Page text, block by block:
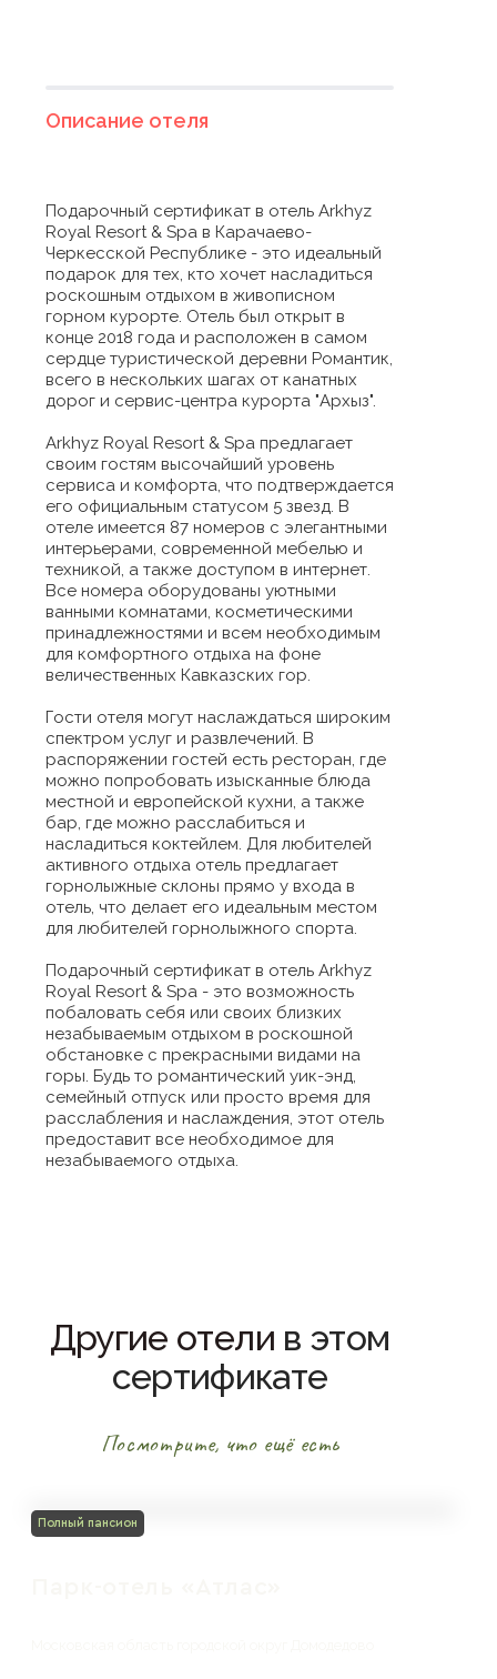
Описание отеля
Подарочный сертификат в отель Arkhyz
Royal Resort & Spa в Карачаево-
Черкесской Республике - это идеальный
подарок для тех, кто хочет насладиться
роскошным отдыхом в живописном
горном курорте. Отель был открыт в
конце 2018 года и расположен в самом
сердце туристической деревни Романтик,
всего в нескольких шагах от канатных
дорог и сервис-центра курорта "Архыз".
Arkhyz Royal Resort & Spa предлагает
своим гостям высочайший уровень
сервиса и комфорта, что подтверждается
его официальным статусом 5 звезд. В
отеле имеется 87 номеров с элегантными
интерьерами, современной мебелью и
техникой, а также доступом в интернет.
Все номера оборудованы уютными
ванными комнатами, косметическими
принадлежностями и всем необходимым
для комфортного отдыха на фоне
величественных Кавказских гор.
Гости отеля могут наслаждаться широким
спектром услуг и развлечений. В
распоряжении гостей есть ресторан, где
можно попробовать изысканные блюда
местной и европейской кухни, а также
бар, где можно расслабиться и
насладиться коктейлем. Для любителей
активного отдыха отель предлагает
горнолыжные склоны прямо у входа в
отель, что делает его идеальным местом
для любителей горнолыжного спорта.
Подарочный сертификат в отель Arkhyz
Royal Resort & Spa - это возможность
побаловать себя или своих близких
незабываемым отдыхом в роскошной
обстановке с прекрасными видами на
горы. Будь то романтический уик-энд,
семейный отпуск или просто время для
расслабления и наслаждения, этот отель
предоставит все необходимое для
незабываемого отдыха.
Другие отели в этом
сертификате
Посмотрите, что ещё есть
Полный пансион